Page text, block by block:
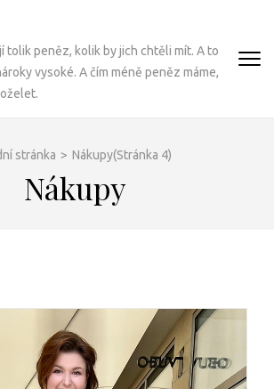
tolik peněz, kolik by jich chtěli mít. A to
vysoké. A čím méně peněz máme,
stránka > Nákupy(Stránka 4)
Nákupy